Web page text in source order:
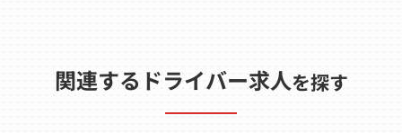
関連するドライバー求人を探す